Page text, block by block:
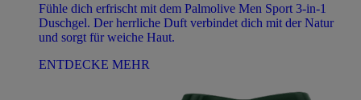
Fühle dich erfrischt mit dem Palmolive Men Sport 3-in-1
Duschgel. Der herrliche Duft verbindet dich mit der Natur
und sorgt für weiche Haut.
ENTDECKE MEHR